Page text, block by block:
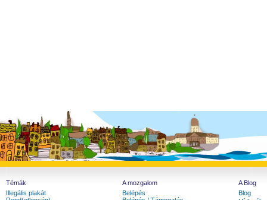
Témák
Illegális plakát
A mozgalom
Belépés
A Blog
Blog